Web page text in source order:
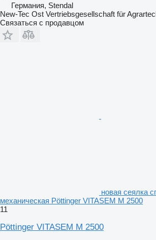
Германия, Stendal
New-Tec Ost Vertriebsgesellschaft für
Связаться с продавцом
новая сеялка
механическая Pöttinger VITASEM M 2500
11
Pöttinger VITASEM M 2500